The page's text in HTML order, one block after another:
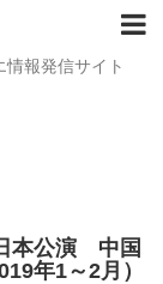
報発信サイト
本公演 中国
年1～2月）